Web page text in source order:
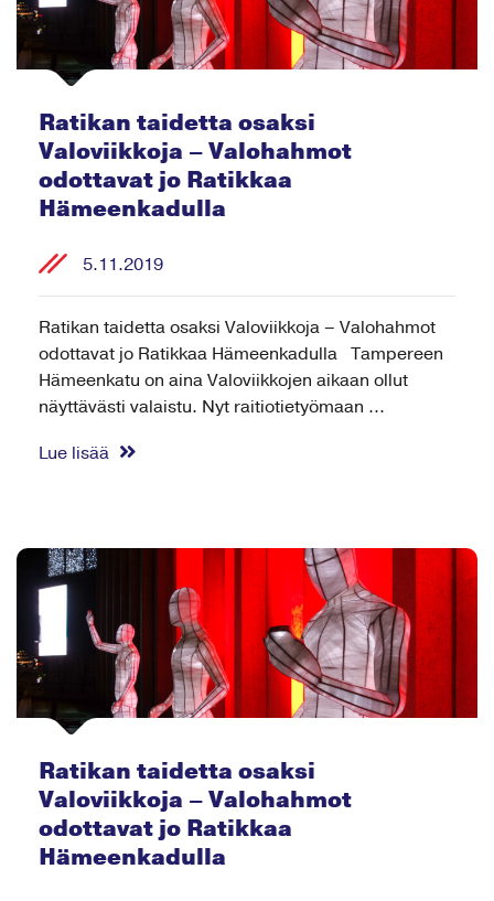
Ratikan taidetta osaksi
Valoviikkoja – Valohahmot
odottavat jo Ratikkaa
Hämeenkadulla
5.11.2019
Ratikan taidetta osaksi Valoviikkoja – Valohahmot
odottavat jo Ratikkaa Hämeenkadulla Tampereen
Hämeenkatu on aina Valoviikkojen aikaan ollut
näyttävästi valaistu. Nyt raitiotietyömaan ...
Lue lisää
Ratikan taidetta osaksi
Valoviikkoja – Valohahmot
odottavat jo Ratikkaa
Hämeenkadulla